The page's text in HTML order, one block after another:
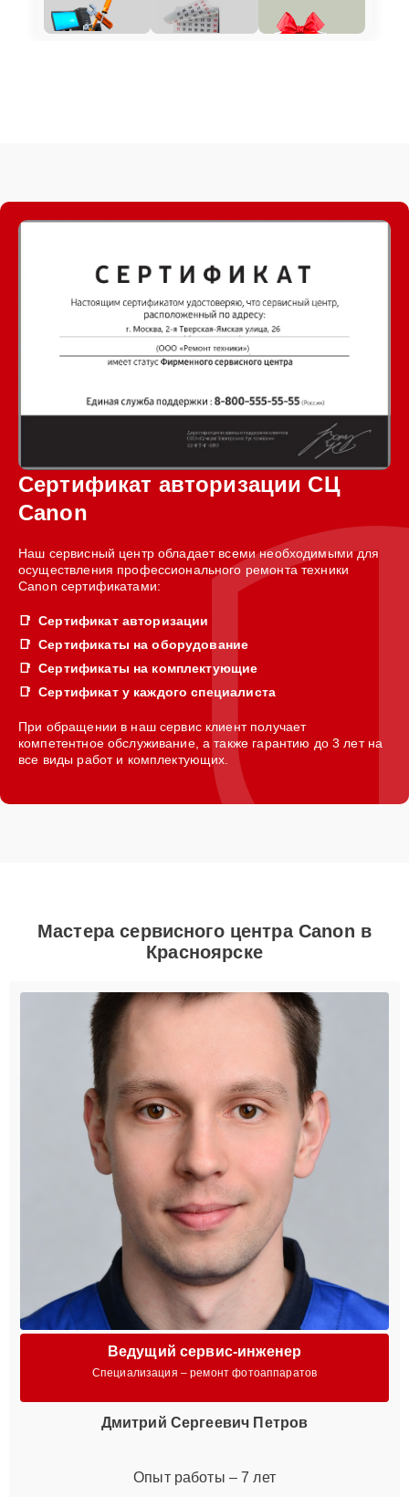
Сертификат авторизации СЦ
Canon
Наш сервисный центр обладает всеми необходимыми для
осуществления профессионального ремонта техники
Canon сертификатами:
Сертификат авторизации
Сертификаты на оборудование
Сертификаты на комплектующие
Сертификат у каждого специалиста
При обращении в наш сервис клиент получает
компетентное обслуживание, а также гарантию до 3 лет на
все виды работ и комплектующих.
Мастера сервисного центра Canon в
Красноярске
Ведущий сервис-инженер
Специализация – ремонт фотоаппаратов
Дмитрий Сергеевич Петров
Опыт работы – 7 лет